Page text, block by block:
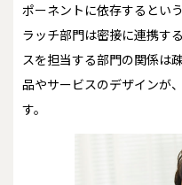
ポーネントに依存するとい
ラッチ部門は密接に連携す
スを担当する部門の関係は
品やサービスのデザインが
す。